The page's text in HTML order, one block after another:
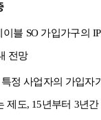
블 SO 가입가구의
전망
정 사업자의 가입자
제도, 15년부터 3년